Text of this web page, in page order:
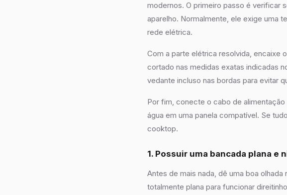
modernos. O primeiro passo é verificar
aparelho. Normalmente, ele exige uma
rede elétrica.
Com a parte elétrica resolvida, encaixe
cortado nas medidas exatas indicadas
vedante incluso nas bordas para evitar
Por fim, conecte o cabo de
água em uma panela compatível. Se
cooktop.
1. Possuir uma bancada plana e
Antes de mais nada, dê uma boa
totalmente plana para funcionar